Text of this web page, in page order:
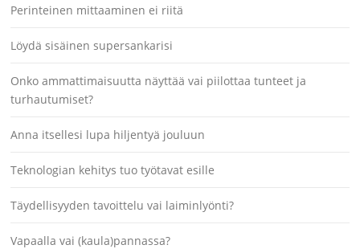
Perinteinen mittaaminen ei riitä
Löydä sisäinen supersankarisi
Onko ammattimaisuutta näyttää vai piilottaa tunteet ja
turhautumiset?
Anna itsellesi lupa hiljentyä jouluun
Teknologian kehitys tuo työtavat esille
Täydellisyyden tavoittelu vai laiminlyönti?
Vapaalla vai (kaula)pannassa?